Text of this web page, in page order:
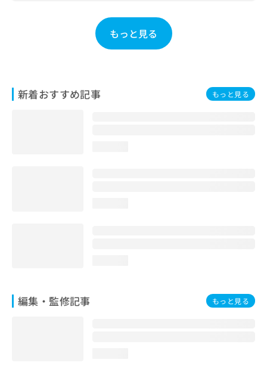
もっと見る
新着おすすめ記事 もっと見る
編集・監修記事 もっと見る
こ
ち